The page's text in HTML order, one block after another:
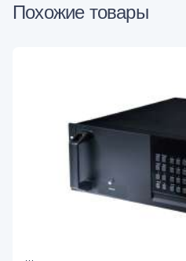
Похожие товары